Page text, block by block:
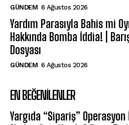
GÜNDEM 6 Ağustos 2026
Yardım Parasıyla Bahis mi
Hakkında Bomba İddia! |
Dosyası
GÜNDEM 6 Ağustos 2026
EN BEĞENILENLER
Yargıda “Sipariş”